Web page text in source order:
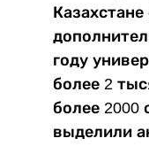
году
более 2
более 2000
выделили